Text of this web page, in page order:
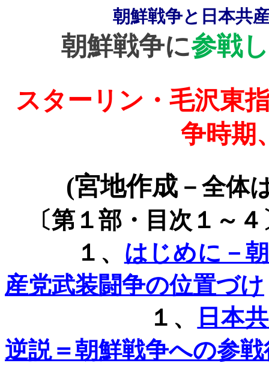
朝鮮戦争と日本共
朝鮮戦争に参戦
スターリン・毛沢東
争時期
(宮地作成－全体
〔第１部・目次１～４
１、 はじめに－
産党武装闘争の位置づけ
１、
日本
逆説＝朝鮮戦争への参